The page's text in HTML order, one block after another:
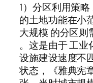
1）分区利用策
的土地功能在小
大规模 的分区
。这是由于 工
设施建设速度不
状态，《雅典宪